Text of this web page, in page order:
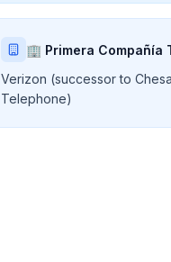
🏢 Primera Compañía
Verizon (successor to
Telephone)